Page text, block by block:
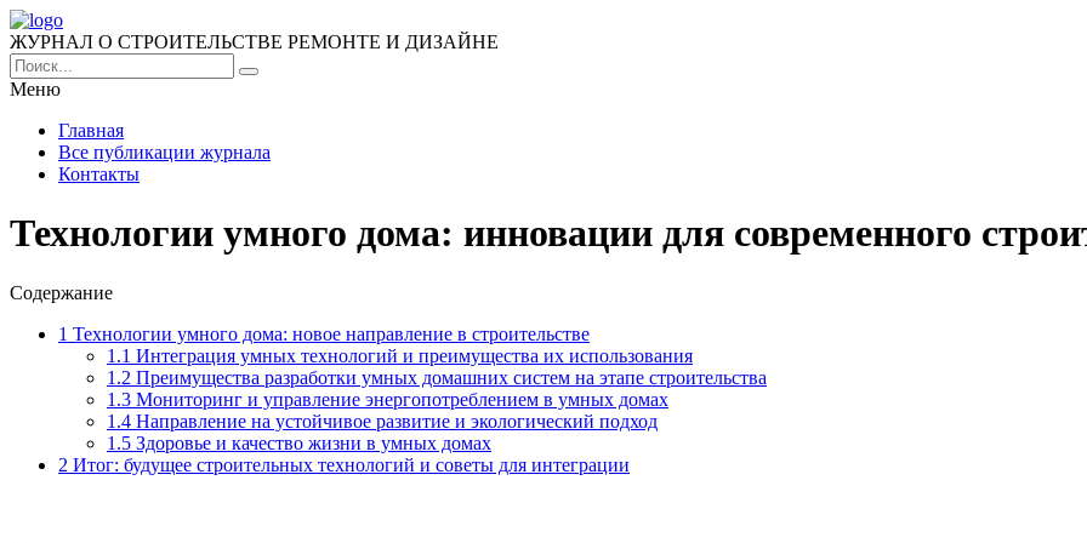
ЖУРНАЛ О СТРОИТЕЛЬСТВЕ РЕМОНТЕ И ДИЗАЙНЕ
Меню
Главная
Все публикации журнала
Контакты
Технологии умного дома: инновации для современного
Содержание
1 Технологии умного дома: новое направление в строительстве
1.1 Интеграция умных технологий и преимущества их использования
1.2 Преимущества разработки умных домашних систем на этапе строительства
1.3 Мониторинг и управление энергопотреблением в умных домах
1.4 Направление на устойчивое развитие и экологический подход
1.5 Здоровье и качество жизни в умных домах
2 Итог: будущее строительных технологий и советы для интеграции